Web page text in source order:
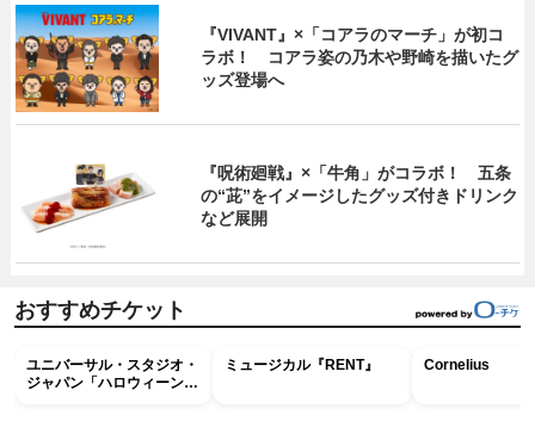
『VIVANT』×「コアラのマーチ」が初コ
ラボ！ コアラ姿の乃木や野崎を描いたグ
ッズ登場へ
『呪術廻戦』×「牛角」がコラボ！ 五条
の“茈”をイメージしたグッズ付きドリンク
など展開
おすすめチケット
ユニバーサル・スタジオ・
ジャパン「ハロウィーン・
ミュージカル『RENT』 Cornelius